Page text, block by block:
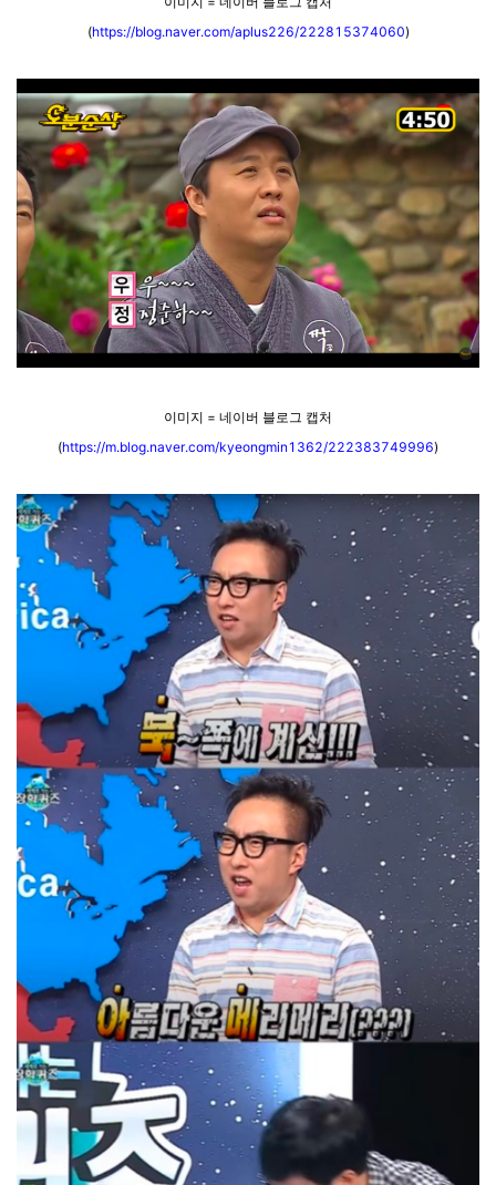
(https://blog.naver.com/aplus226/222815374060)
이미지 = 네이버 블로그 캡처
(https://m.blog.naver.com/kyeongmin1362/222383749996)